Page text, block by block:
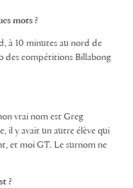
mots ?
à 10 minutes au nord de
des compétitions Billabong
vrai nom est Greg
il y avait un autre élève qui
et moi GT. Le surnom ne
?